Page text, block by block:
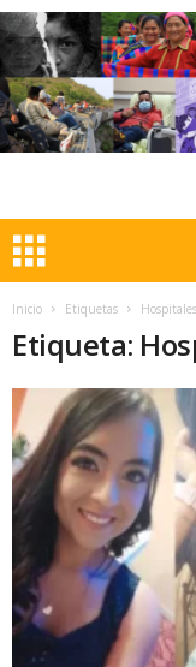
Inicio Etiquetas
Etiqueta: